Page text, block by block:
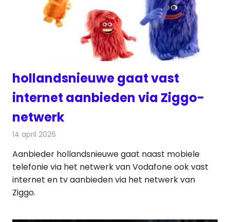
hollandsnieuwe gaat vast
internet aanbieden via Ziggo-
netwerk
14 april 2026
Aanbieder hollandsnieuwe gaat naast mobiele
telefonie via het netwerk van Vodafone ook vast
internet en tv aanbieden via het netwerk van
Ziggo.